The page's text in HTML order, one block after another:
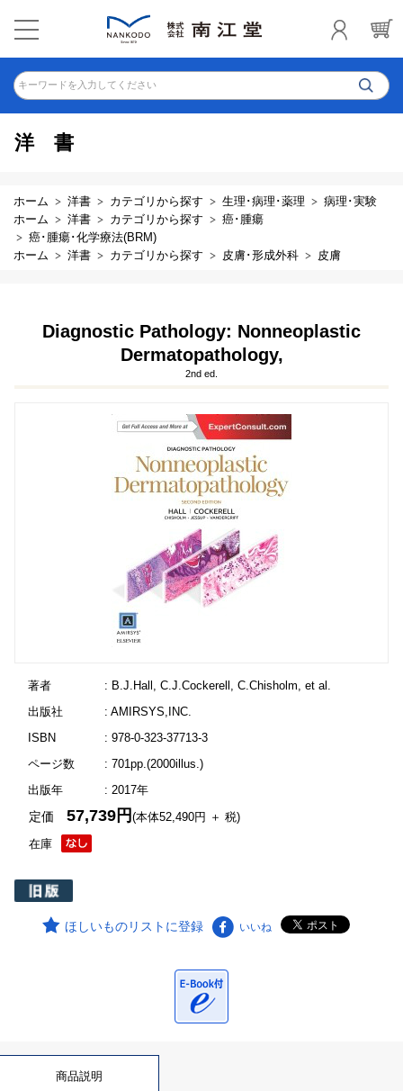
キーワードを入力してください
洋書
ホーム 洋書 カテゴリから探す 生理･病理･薬理
病理･実験
ホーム
洋書 カテゴリから探す
癌･腫瘍
癌･腫瘍･化学療法(BRM)
ホーム
洋書 カテゴリから探す 皮膚･形成外科 皮膚
Diagnostic Pathology: Nonneoplastic
Dermatopathology,
2nd ed.
著者
: B.J.Hall, C.J.Cockerell, C.Chisholm, et al.
出版社
: AMIRSYS,INC.
ISBN
: 978-0-323-37713-3
ページ数
: 701pp.(2000illus.)
出版年
: 2017年
在庫
定価57,739円(本体52,490円 ＋ 税)
ほしいものリストに登録 いいね
商品説明